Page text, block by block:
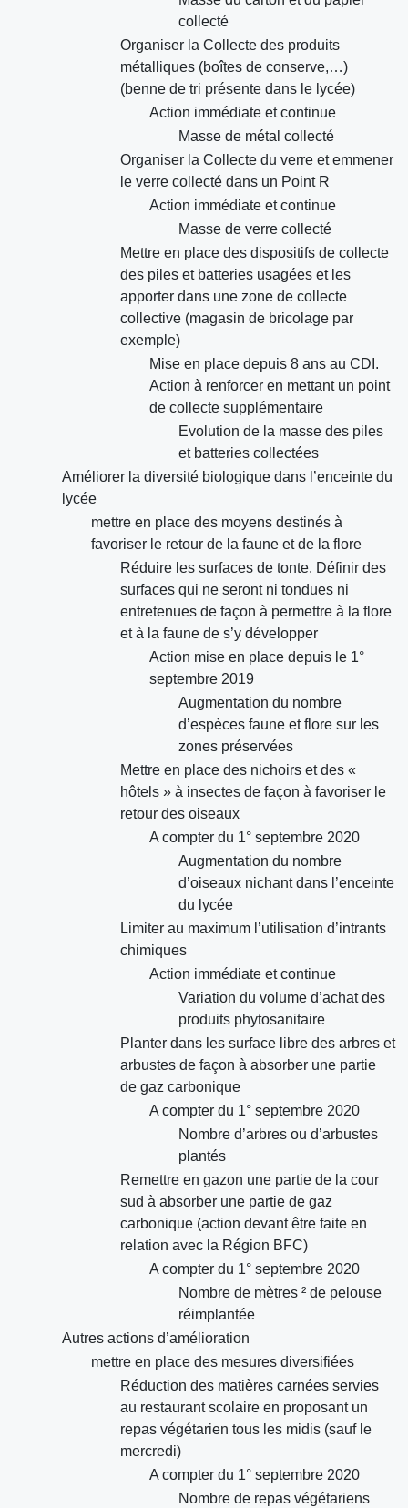
collecté
Organiser la Collecte des produits
métalliques (boîtes de conserve,…)
(benne de tri présente dans le lycée)
Action immédiate et continue
Masse de métal collecté
Organiser la Collecte du verre et emmener
le verre collecté dans un Point R
Action immédiate et continue
Masse de verre collecté
Mettre en place des dispositifs de collecte
des piles et batteries usagées et les
apporter dans une zone de collecte
collective (magasin de bricolage par
exemple)
Mise en place depuis 8 ans au CDI.
Action à renforcer en mettant un point
de collecte supplémentaire
Evolution de la masse des piles
et batteries collectées
Améliorer la diversité biologique dans l’enceinte du
lycée
mettre en place des moyens destinés à
favoriser le retour de la faune et de la flore
Réduire les surfaces de tonte. Définir des
surfaces qui ne seront ni tondues ni
entretenues de façon à permettre à la flore
et à la faune de s’y développer
Action mise en place depuis le 1°
septembre 2019
Augmentation du nombre
d’espèces faune et flore sur les
zones préservées
Mettre en place des nichoirs et des «
hôtels » à insectes de façon à favoriser le
retour des oiseaux
A compter du 1° septembre 2020
Augmentation du nombre
d’oiseaux nichant dans l’enceinte
du lycée
Limiter au maximum l’utilisation d’intrants
chimiques
Action immédiate et continue
Variation du volume d’achat des
produits phytosanitaire
Planter dans les surface libre des arbres et
arbustes de façon à absorber une partie
de gaz carbonique
A compter du 1° septembre 2020
Nombre d’arbres ou d’arbustes
plantés
Remettre en gazon une partie de la cour
sud à absorber une partie de gaz
carbonique (action devant être faite en
relation avec la Région BFC)
A compter du 1° septembre 2020
Nombre de mètres ² de pelouse
réimplantée
Autres actions d’amélioration
mettre en place des mesures diversifiées
Réduction des matières carnées servies
au restaurant scolaire en proposant un
repas végétarien tous les midis (sauf le
mercredi)
A compter du 1° septembre 2020
Nombre de repas végétariens